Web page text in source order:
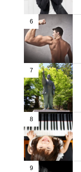
6
7
8
9